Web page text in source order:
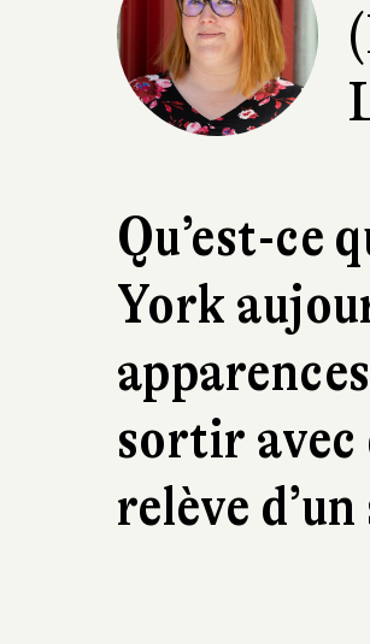
Qu’est-ce
York
sortir avec
relève